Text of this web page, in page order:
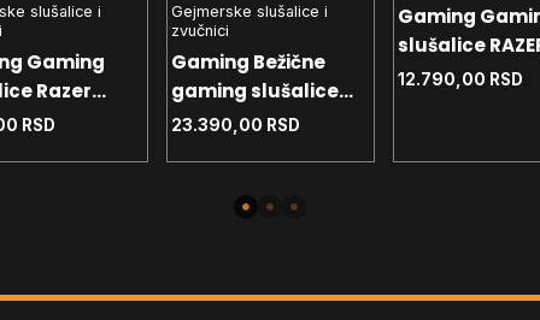
slušalice i
Gaming
Razer
V2 X Pink
RSD
Gejmerske slušalice i
zvučnici
Gaming Bežične
gaming slušalice
Razer Blackschark
23.390,00 RSD
Gaming
slušalice
Kraken V4 X
12.790,00 RSD